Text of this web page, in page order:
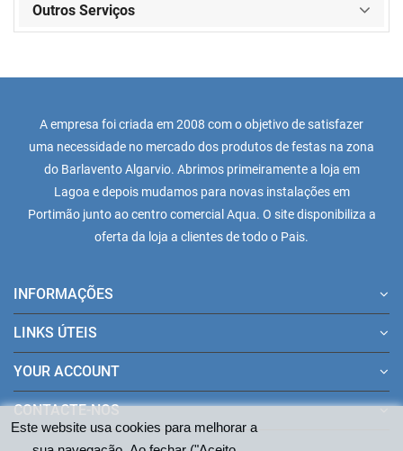
Este website usa cookies para melhorar a
Outros Serviços
A empresa foi criada em 2008 com o objetivo de satisfazer
uma necessidade no mercado dos produtos de festas na zona
do Barlavento Algarvio. Abrimos primeiramente a loja em
Lagoa e depois mudamos para novas instalações em
Portimão junto ao centro comercial Aqua. O site disponibiliza a
oferta da loja a clientes de todo o Pais.
INFORMAÇÕES
LINKS ÚTEIS
YOUR ACCOUNT
CONTACTE-NOS